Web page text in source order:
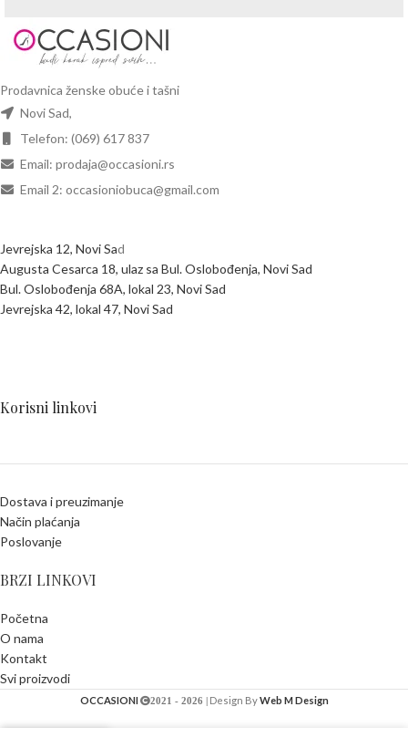
Accessories
Potenti parturient parturie
Prodavnica ženske obuće i tašni
Novi Sad,
Telefon: (069) 617 837
Email: prodaja@occasioni.rs
Email 2: occasioniobuca@gmail.com
Jevrejska 12, Novi Sad
Augusta Cesarca 18, ulaz sa Bul. Oslobođenja, Novi Sad
Bul. Oslobođenja 68A, lokal 23, Novi Sad
Jevrejska 42, lokal 47, Novi Sad
Korisni linkovi
Dostava i preuzimanje
Način plaćanja
Poslovanje
BRZI LINKOVI
Početna
O nama
Kontakt
Svi proizvodi
OCCASIONI 2021 - 2026 |Design ByWeb M Design